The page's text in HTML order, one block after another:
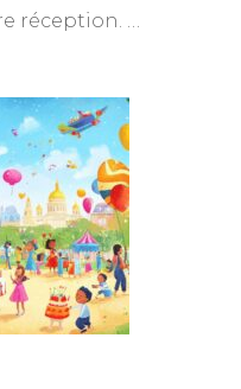
réception. …